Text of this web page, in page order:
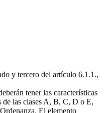
y tercero del artículo 6.1.1.,
tener las características
de las clases A, B, C, D o E,
El elemento